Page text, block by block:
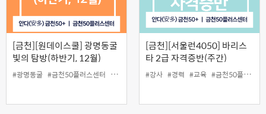
[금천][원데이스쿨] 광명동굴
빛의 탐방(하반기, 12월)
#광명동굴 #금천50플러스센터 #동굴 #야외수업 #원데이스쿨 #인생설계
[금천][서울런4050] 바리스
타 2급 자격증반(주간)
#강사 #경력 #교육 #금천50플러스센터